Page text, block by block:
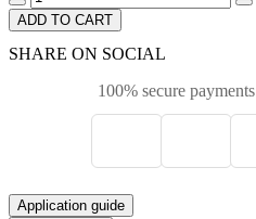
ADD TO CART
SHARE ON SOCIAL
100% secure payments
Application guide